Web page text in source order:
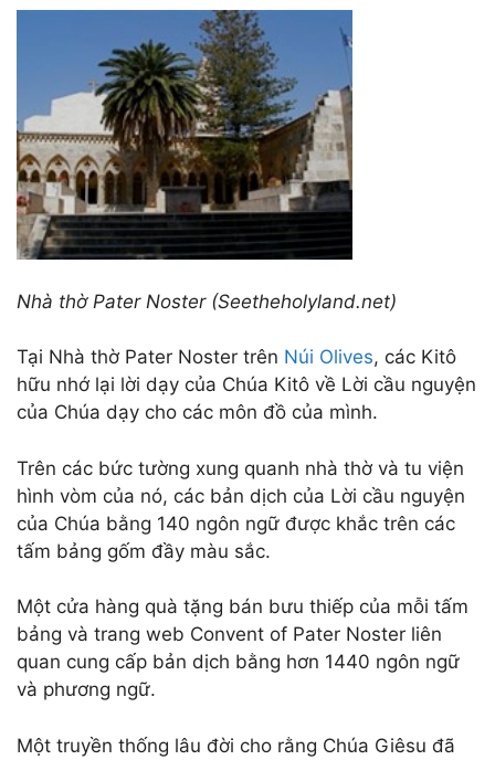
Nhà thờ Pater Noster (Seetheholyland.net)
Tại Nhà thờ Pater Noster trên Núi Olives, các Kitô
hữu nhớ lại lời dạy của Chúa Kitô về Lời cầu nguyện
của Chúa dạy cho các môn đồ của mình.
Trên các bức tường xung quanh nhà thờ và tu viện
hình vòm của nó, các bản dịch của Lời cầu nguyện
của Chúa bằng 140 ngôn ngữ được khắc trên các
tấm bảng gốm đầy màu sắc.
Một cửa hàng quà tặng bán bưu thiếp của mỗi tấm
bảng và trang web Convent of Pater Noster liên
quan cung cấp bản dịch bằng hơn 1440 ngôn ngữ
và phương ngữ.
Một truyền thống lâu đời cho rằng Chúa Giêsu đã